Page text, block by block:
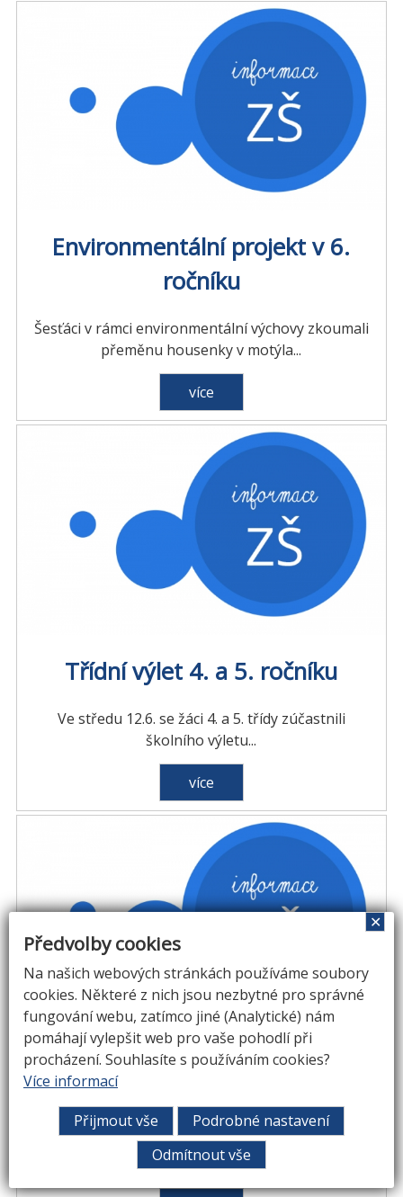
Environmentální projekt v 6.
ročníku
Šesťáci v rámci environmentální výchovy zkoumali
přeměnu housenky v motýla...
více
Třídní výlet 4. a 5. ročníku
Ve středu 12.6. se žáci 4. a 5. třídy zúčastnili
školního výletu...
více
Druháci a třeťáci v třeboňském
V pátek se naši druháci a treťáci vypravili na
exkurzi do třeboňského archivu...
Předvolby cookies
Na našich webových stránkách používáme soubory
cookies. Některé z nich jsou nezbytné pro správné
fungování webu, zatímco jiné (Analytické) nám
pomáhají vylepšit web pro vaše pohodlí při
procházení. Souhlasíte s používáním cookies?
Více informací
Přijmout vše
Podrobné nastavení
Odmítnout vše
✕